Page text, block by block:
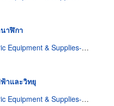
าฬิกา
& Supplies-Service & Repairing
าและวิทยุ
& Supplies-Service & Repairing